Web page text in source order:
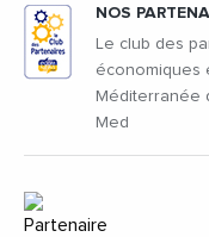
NOS
Le club des
économiques
Méditerranée
Med